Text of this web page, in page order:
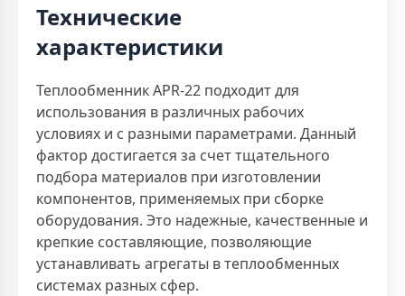
Технические
характеристики
Теплообменник APR-22 подходит для
использования в различных рабочих
условиях и с разными параметрами. Данный
фактор достигается за счет тщательного
подбора материалов при изготовлении
компонентов, применяемых при сборке
оборудования. Это надежные, качественные и
крепкие составляющие, позволяющие
устанавливать агрегаты в теплообменных
системах разных сфер.